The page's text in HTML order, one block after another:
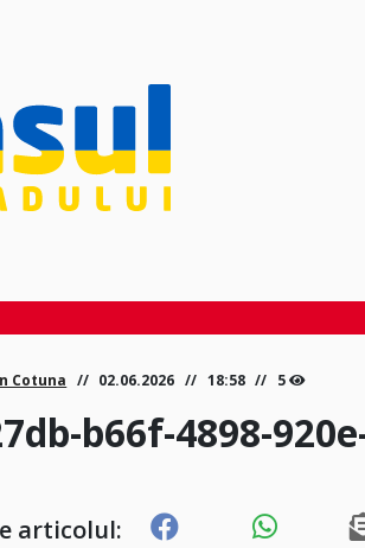
Cotuna 02.06.2026 18:58 5
b66f-4898-
articolul: